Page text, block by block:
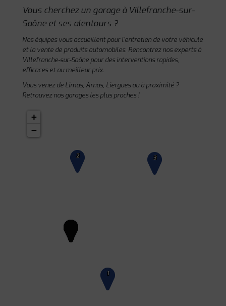
Vous cherchez un garage à Villefranche-sur-
Saône et ses alentours ?
Nos équipes vous accueillent pour l'entretien de votre véhicule
et la vente de produits automobiles. Rencontrez nos experts à
Villefranche-sur-Saône pour des interventions rapides,
efficaces et au meilleur prix.
Vous venez de Limas, Arnas, Liergues ou à proximité ?
Retrouvez nos garages les plus proches !
1
2 3
+
−